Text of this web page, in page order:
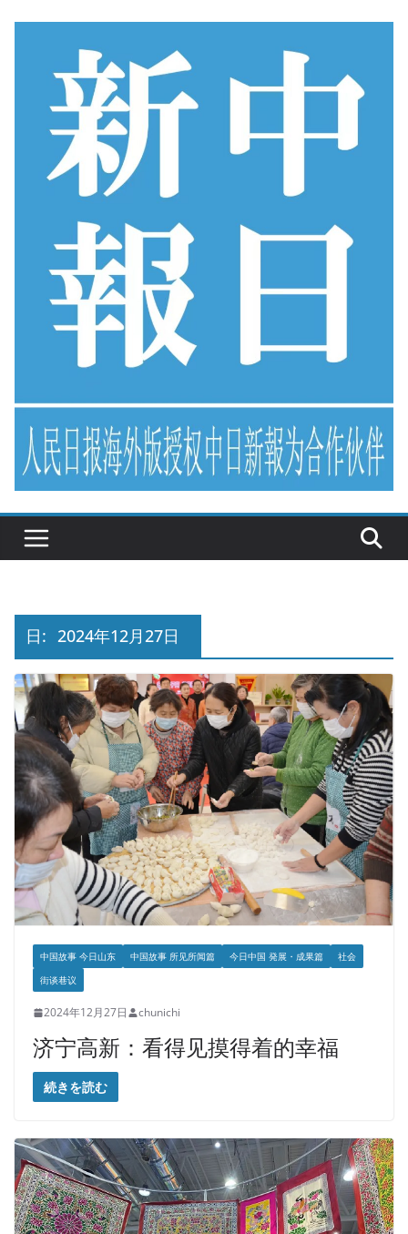
日: 2024年12月27日
中国故事 今日山东 中国故事 所见所闻篇 今日中国 発展・成果篇
社会
街谈巷议
2024年12月27日 chunichi
济宁高新：看得见摸得着的幸福
続きを読む